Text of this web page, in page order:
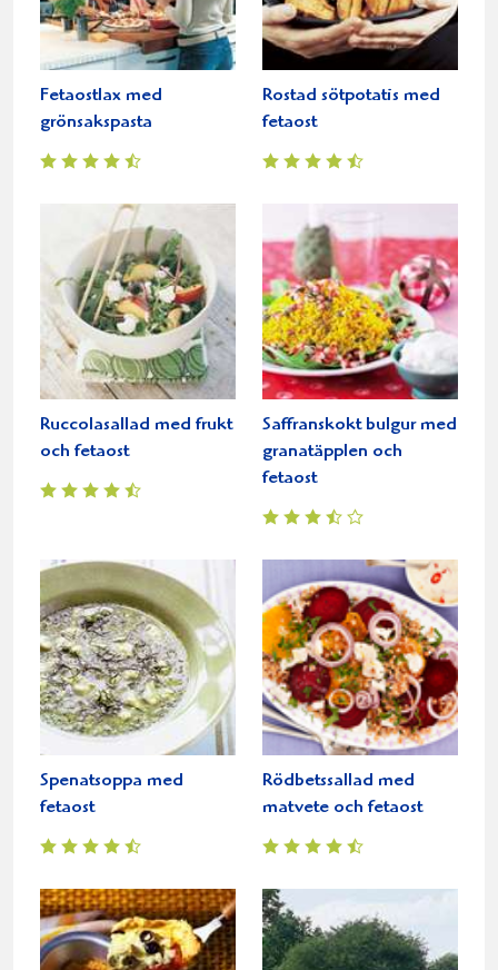
Fetaostlax med
grönsakspasta
Rostad sötpotatis med
fetaost
Ruccolasallad med frukt
och fetaost
Saffranskokt bulgur med
granatäpplen och
fetaost
Spenatsoppa med
fetaost
Rödbetssallad med
matvete och fetaost